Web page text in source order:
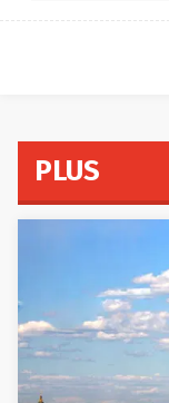
PLUS